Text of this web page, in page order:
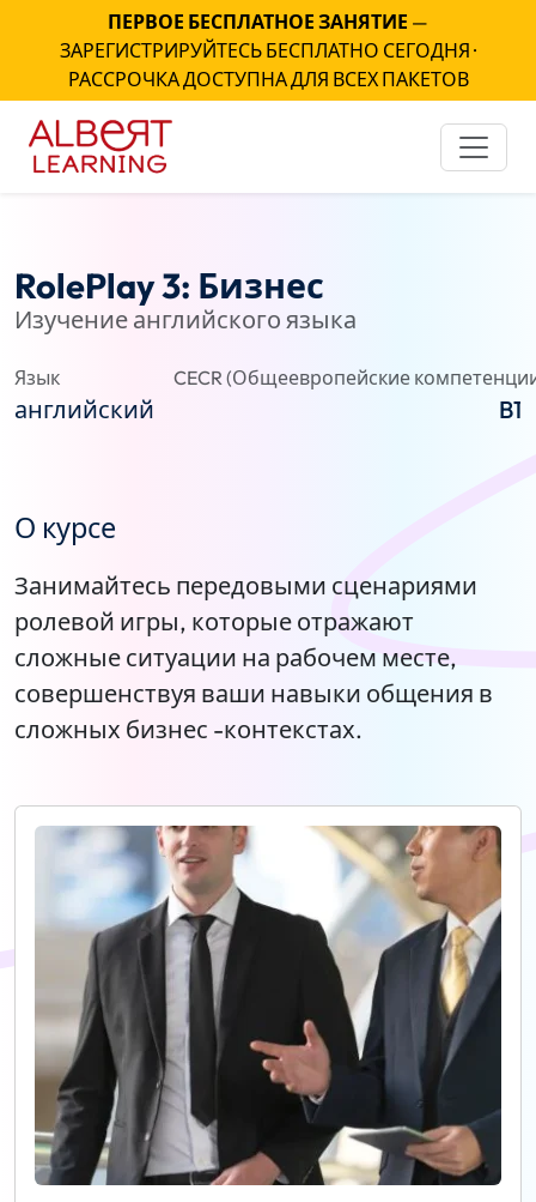
ПЕРВОЕ БЕСПЛАТНОЕ ЗАНЯТИЕ —
ЗАРЕГИСТРИРУЙТЕСЬ БЕСПЛАТНО СЕГОДНЯ ·
РАССРОЧКА ДОСТУПНА ДЛЯ ВСЕХ ПАКЕТОВ
RolePlay 3: Бизнес
Изучение английского языка
Язык
английский
CECR (Общеевропейские
B1
О курсе
Занимайтесь передовыми сценариями
ролевой игры, которые отражают
сложные ситуации на рабочем месте,
совершенствуя ваши навыки общения в
сложных бизнес -контекстах.